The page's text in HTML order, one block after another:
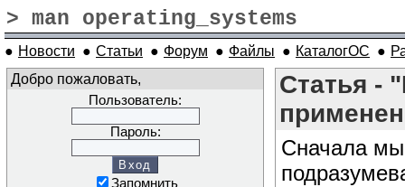
> man operating_systems
● Новости ● Статьи ● Форум ● Файлы ● КаталогОС ●
Добро пожаловать,
Пользователь:
Пароль:
Запомнить
Статья -
Сначала